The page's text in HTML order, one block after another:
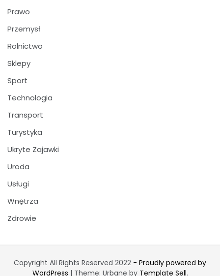
Prawo
Przemysł
Rolnictwo
Sklepy
Sport
Technologia
Transport
Turystyka
Ukryte Zajawki
Uroda
Usługi
Wnętrza
Zdrowie
Copyright All Rights Reserved 2022 - Proudly powered by
WordPress | Theme: Urbane by Template Sell.